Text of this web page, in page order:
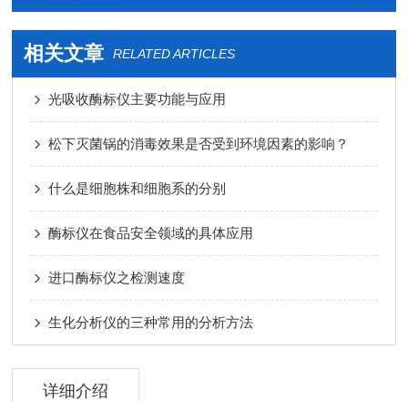
相关文章 RELATED ARTICLES
光吸收酶标仪主要功能与应用
松下灭菌锅的消毒效果是否受到环境因素的影响？
什么是细胞株和细胞系的分别
酶标仪在食品安全领域的具体应用
进口酶标仪之检测速度
生化分析仪的三种常用的分析方法
详细介绍